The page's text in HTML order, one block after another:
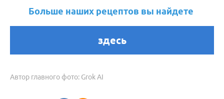
Больше наших рецептов вы найдете
здесь
Автор главного фото: Grok AI